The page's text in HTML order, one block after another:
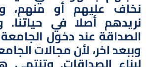
نخاف عليهم أو منهم،
نريدهم أصلا في حياتنا.
الصداقة عند دخول
وببعد اخر، لأن مجالات